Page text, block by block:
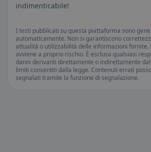
indimenticabile!
I testi pubblicati su questa piattaforma sono
automaticamente. Non si garantiscono
attualità o utilizzabilità delle informazioni fornite.
avviene a proprio rischio. È esclusa qualsiasi
danni derivanti direttamente o indirettamente
limiti consentiti dalla legge. Contenuti errati
segnalati tramite la funzione di segnalazione.